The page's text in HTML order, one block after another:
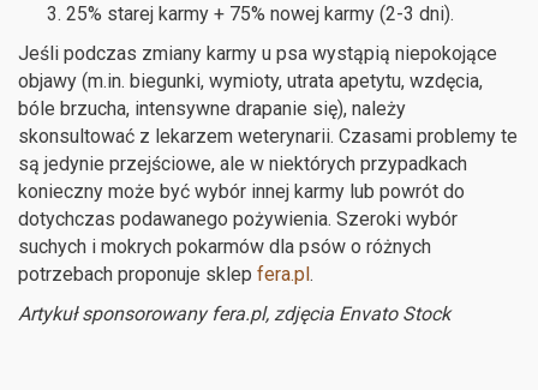
25% starej karmy + 75% nowej karmy (2-3 dni).
Jeśli podczas zmiany karmy u psa wystąpią niepokojące
objawy (m.in. biegunki, wymioty, utrata apetytu, wzdęcia,
bóle brzucha, intensywne drapanie się), należy
skonsultować z lekarzem weterynarii. Czasami problemy te
są jedynie przejściowe, ale w niektórych przypadkach
konieczny może być wybór innej karmy lub powrót do
dotychczas podawanego pożywienia. Szeroki wybór
suchych i mokrych pokarmów dla psów o różnych
potrzebach proponuje sklep fera.pl.
Artykuł sponsorowany fera.pl, zdjęcia Envato Stock